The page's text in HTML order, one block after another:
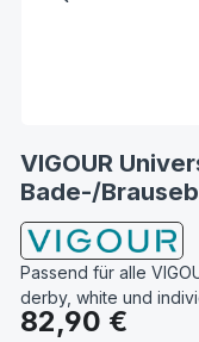
VIGOUR
Bade-/
Passend für alle
derby, white und
Regulärer Preis:
82,90 €